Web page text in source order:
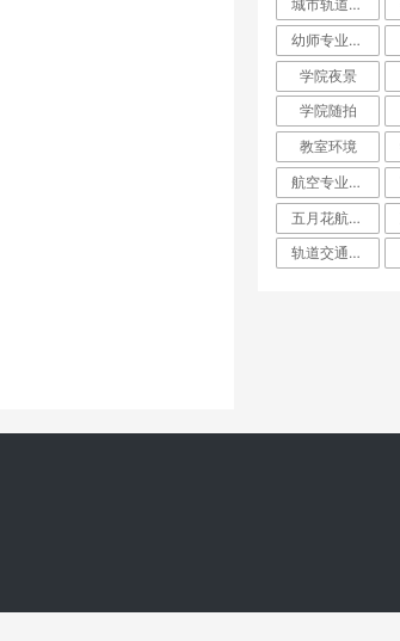
城市轨道交通实训车辆
幼师专业形体课
学院夜景
学院随拍
教室环境
航空专业实训
五月花航空专业学子
轨道交通实训中心